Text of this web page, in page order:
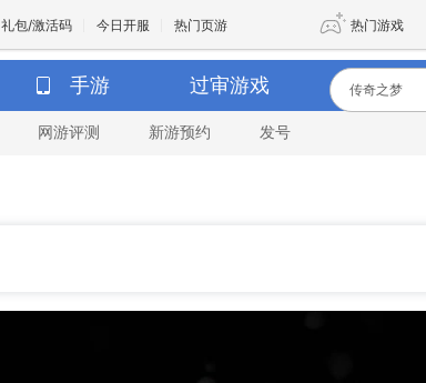
礼包/激活码 今日开服 热门页游 热门游戏
魔兽 DNF
手游 过审游戏
网游评测 新游预约 发号